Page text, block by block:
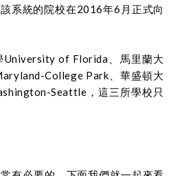
系統的院校在2016年6月正式向
University of Florida、馬里蘭大
College Park、華盛頓大
Seattle，這三所學校只